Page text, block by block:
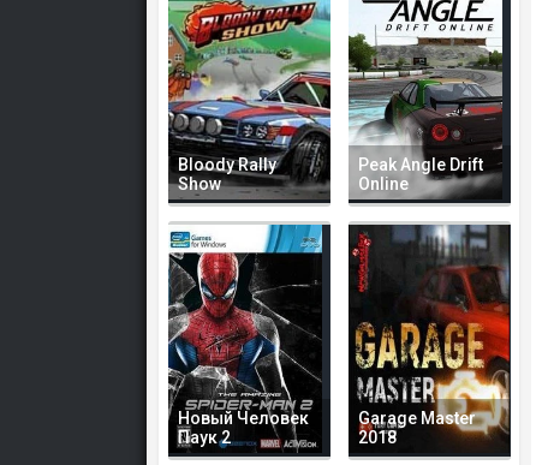
Bloody Rally
Show
Peak Angle Drift
Online
Новый Человек
Паук 2
Garage Master
2018